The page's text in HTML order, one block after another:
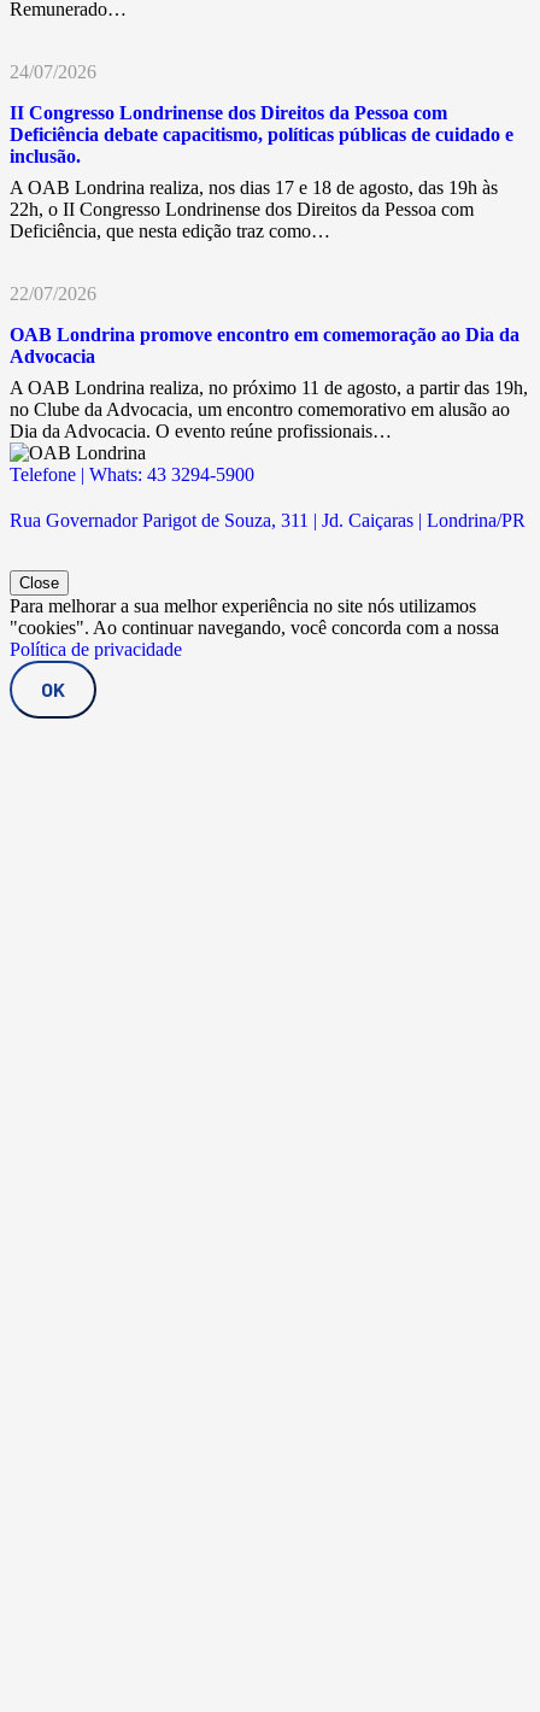
Remunerado…
24/07/2026
II Congresso Londrinense dos Direitos da Pessoa com
Deficiência debate capacitismo, políticas públicas de cuidado e
inclusão.
A OAB Londrina realiza, nos dias 17 e 18 de agosto, das 19h às
22h, o II Congresso Londrinense dos Direitos da Pessoa com
Deficiência, que nesta edição traz como…
22/07/2026
OAB Londrina promove encontro em comemoração ao Dia da
Advocacia
A OAB Londrina realiza, no próximo 11 de agosto, a partir das 19h,
no Clube da Advocacia, um encontro comemorativo em alusão ao
Dia da Advocacia. O evento reúne profissionais…
Telefone | Whats: 43 3294-5900
Rua Governador Parigot de Souza, 311 | Jd. Caiçaras | Londrina/PR
Close
Para melhorar a sua melhor experiência no site nós utilizamos
"cookies". Ao continuar navegando, você concorda com a nossa
Política de privacidade
OK